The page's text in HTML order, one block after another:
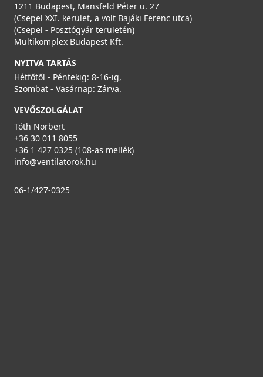
1211 Budapest, Mansfeld Péter u. 27
(Csepel XXI. kerület, a volt Bajáki Ferenc utca)
(Csepel - Posztógyár területén)
Multikomplex Budapest Kft.
NYITVA TARTÁS
Hétfőtől - Péntekig: 8-16-ig,
Szombat - Vasárnap: Zárva.
VEVŐSZOLGÁLAT
Tóth Norbert
+36 30 011 8055
+36 1 427 0325 (108-as mellék)
info@ventilatorok.hu
06-1/427-0325